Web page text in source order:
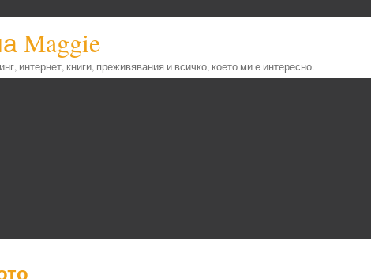
Maggie
интернет, книги, преживявания и всичко, което ми е интересно.